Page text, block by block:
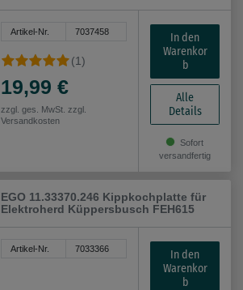
Artikel-Nr. 7037458
(1)
19,99 €
zzgl. ges. MwSt. zzgl.
Versandkosten
In den
Warenkor
b
Alle
Details
Sofort
versandfertig
EGO 11.33370.246 Kippkochplatte für
Elektroherd Küppersbusch FEH615
Artikel-Nr. 7033366
In den
Warenkor
b